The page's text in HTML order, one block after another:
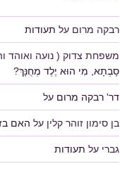
רבקה מרום על תעודות
משפחת צדוק ( נועה ואוהד
סָבְתָא, מִי הוּא יֶלֶד מְחֻנָּךְ?
דר' רבקה מרום על
בן סימון זוהר קלין על האם
גברי על תעודות